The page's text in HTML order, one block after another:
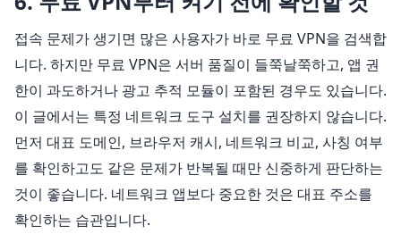
접속 문제가 생기면 많은 사용자가 바로 무료 VPN을 검색합
니다. 하지만 무료 VPN은 서버 품질이 들쭉날쭉하고, 앱 권
한이 과도하거나 광고 추적 모듈이 포함된 경우도 있습니다.
이 글에서는 특정 네트워크 도구 설치를 권장하지 않습니다.
먼저 대표 도메인, 브라우저 캐시, 네트워크 비교, 사칭 여부
를 확인하고도 같은 문제가 반복될 때만 신중하게 판단하는
것이 좋습니다. 네트워크 앱보다 중요한 것은 대표 주소를
확인하는 습관입니다.